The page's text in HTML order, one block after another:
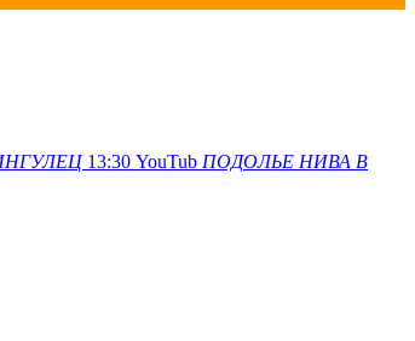
13:30 YouTub ПОДОЛЬЕ НИВА В